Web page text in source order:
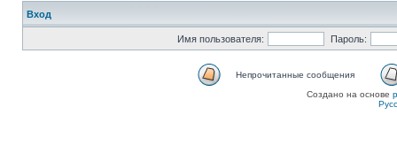
Вход
Имя пользователя: Пароль:
Непрочитанные сообщения
Создано на основе